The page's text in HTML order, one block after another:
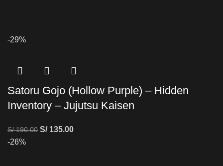
-29%
Satoru Gojo (Hollow Purple) – Hidden
Inventory – Jujutsu Kaisen
S/190.00 S/135.00
-26%